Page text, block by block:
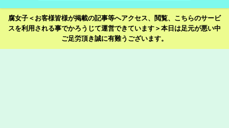
腐女子＜お客様皆様が掲載の記事等へアクセス、閲覧、こちらのサービ
スを利用される事でかろうじて運営できています＞本日は足元が悪い中
ご足労頂き誠に有難うございます。